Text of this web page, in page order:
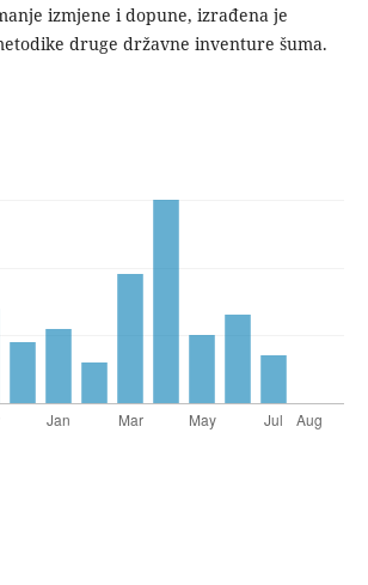
izmjene i dopune, izrađena je
druge državne inventure šuma.